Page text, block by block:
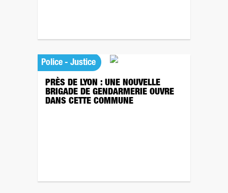
Police - Justice
PRÈS DE LYON : UNE NOUVELLE
BRIGADE DE GENDARMERIE OUVRE
DANS CETTE COMMUNE